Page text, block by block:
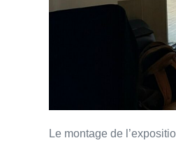
Le montage de